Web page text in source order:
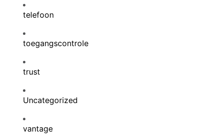
telefoon
toegangscontrole
trust
Uncategorized
vantage